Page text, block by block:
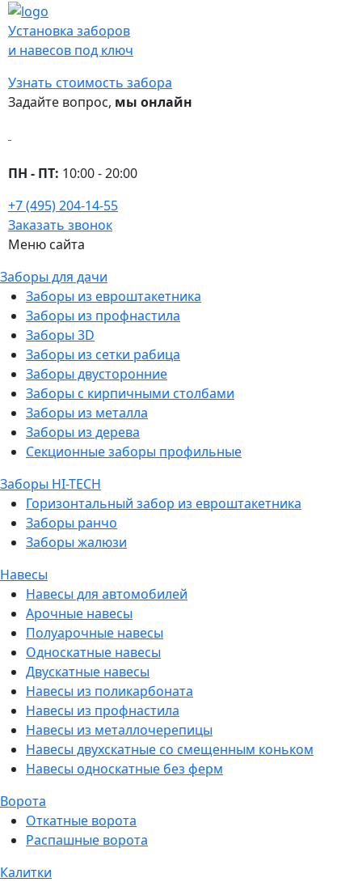
Установка заборов
и навесов под ключ
Узнать стоимость забора
Задайте вопрос, мы онлайн
ПН - ПТ: 10:00 - 20:00
+7 (495) 204-14-55
Заказать звонок
Меню сайта
Заборы для дачи
Заборы из евроштакетника
Заборы из профнастила
Заборы 3D
Заборы из сетки рабица
Заборы двусторонние
Заборы с кирпичными столбами
Заборы из металла
Заборы из дерева
Секционные заборы профильные
Заборы HI-TECH
Горизонтальный забор из евроштакетника
Заборы ранчо
Заборы жалюзи
Навесы
Навесы для автомобилей
Арочные навесы
Полуарочные навесы
Односкатные навесы
Двускатные навесы
Навесы из поликарбоната
Навесы из профнастила
Навесы из металлочерепицы
Навесы двухскатные со смещенным коньком
Навесы односкатные без ферм
Ворота
Откатные ворота
Распашные ворота
Калитки